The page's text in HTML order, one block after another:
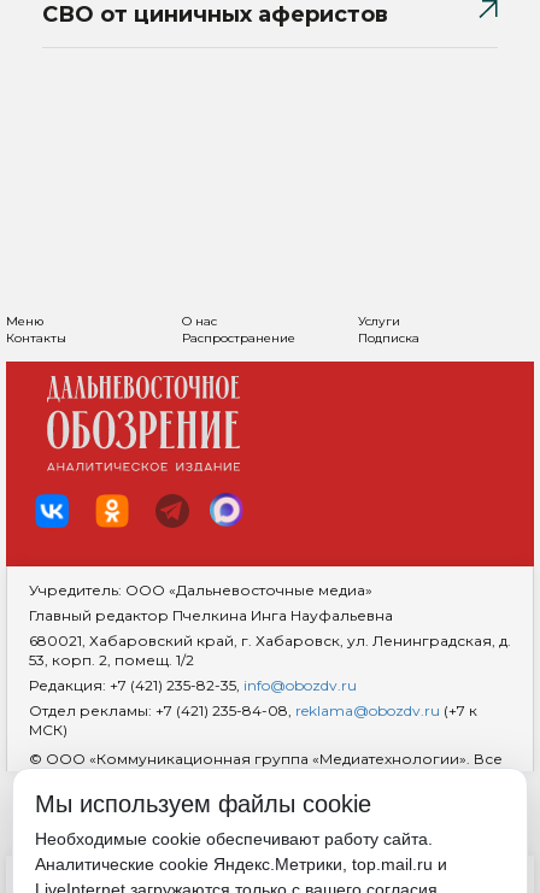
СВО от циничных аферистов
Меню О нас
Услуги
Контакты
Распространение Подписка
Учредитель: ООО «Дальневосточные медиа»
Главный редактор Пчелкина Инга Науфальевна
680021, Хабаровский край, г. Хабаровск, ул. Ленинградская, д.
53, корп. 2, помещ. 1/2
Редакция: +7 (421) 235-82-35, info@obozdv.ru
Отдел рекламы: +7 (421) 235-84-08, reklama@obozdv.ru (+7 к
МСК)
© ООО «Коммуникационная группа «Медиатехнологии». Все
гиперссылка на сайтdvobozrenie.ru обязательна.
Мы используем файлы cookie
Необходимые cookie обеспечивают работу сайта.
Аналитические cookie Яндекс.Метрики, top.mail.ru и